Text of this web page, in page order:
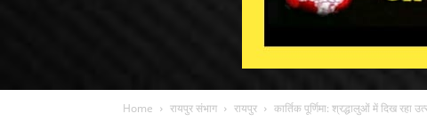
Home रायपुर संभाग रायपुर कार्तिक पूर्णिमा: श्रद्धालुओं में दिख रहा